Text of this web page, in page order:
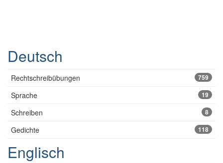
Deutsch
Rechtschreibübungen 759
Sprache 19
Schreiben 8
Gedichte 118
Englisch